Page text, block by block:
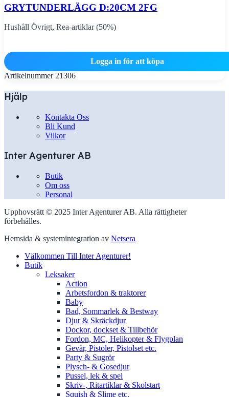
GRYTUNDERLÄGG D:20CM 2FG
Hushåll Övrigt, Rea-artiklar (50%)
Logga in för att köpa
Artikelnummer 21306
Hjälp
Kontakta Oss
Bli Kund
Vilkor
Inter Agenturer AB
Butik
Om oss
Personal
Upphovsrätt © 2025 Inter Agenturer AB. Alla rättigheter
förbehålles.
Hemsida & systemintegration av Netsera
Välkommen Till Inter Agenturer!
Butik
Leksaker
Action
Arbetsfordon & traktorer
Baby
Bad, Sommarlek & Bestway
Djur & Skräckdjur
Dockor, dockset & Tillbehör
Fordon, MC, Helikopter & Flygplan
Gevär, Pistoler, Pistolset etc.
Party & Sugrör
Plysch- & Gosedjur
Pussel, lek & spel
Skriv-, Ritartiklar & Skolstart
Squish & Slime etc.